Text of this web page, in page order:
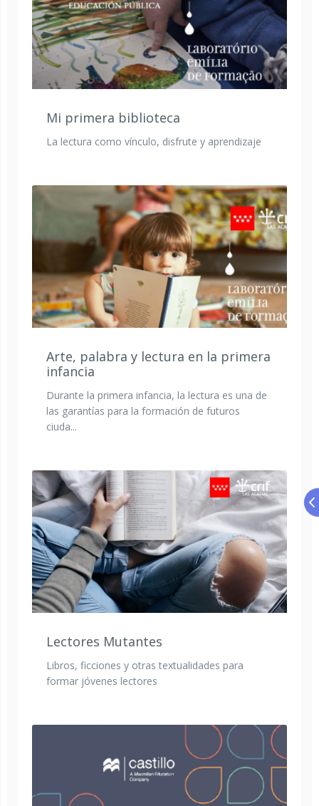
Mi primera biblioteca
La lectura como vínculo, disfrute y aprendizaje
Arte, palabra y lectura en la primera
infancia
Durante la primera infancia, la lectura es una de
las garantías para la formación de futuros
ciuda...
Lectores Mutantes
Libros, ficciones y otras textualidades para
formar jóvenes lectores